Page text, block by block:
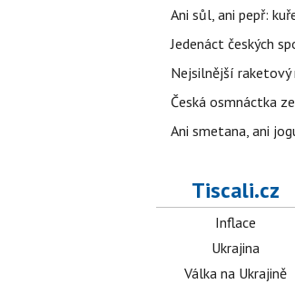
Ani sůl, ani pepř:
Jedenáct českých
Nejsilnější
Česká osmnáctka
Ani smetana, ani
Tiscali.cz
Inflace
Ukrajina
Válka na Ukrajině